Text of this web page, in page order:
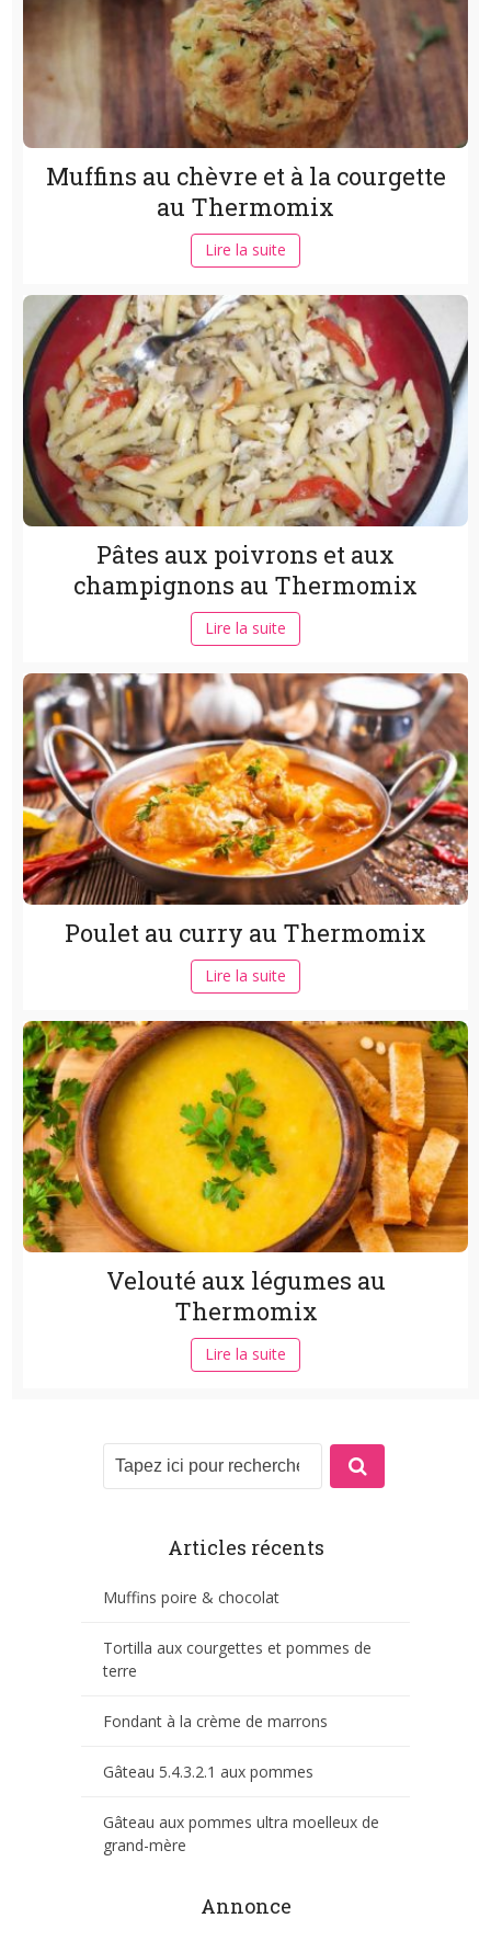
Muffins au chèvre et à la courgette
au Thermomix
Lire la suite
Pâtes aux poivrons et aux
champignons au Thermomix
Lire la suite
Poulet au curry au Thermomix
Lire la suite
Velouté aux légumes au
Thermomix
Lire la suite
Articles récents
Muffins poire & chocolat
Tortilla aux courgettes et pommes de
terre
Fondant à la crème de marrons
Gâteau 5.4.3.2.1 aux pommes
Gâteau aux pommes ultra moelleux de
grand-mère
Annonce